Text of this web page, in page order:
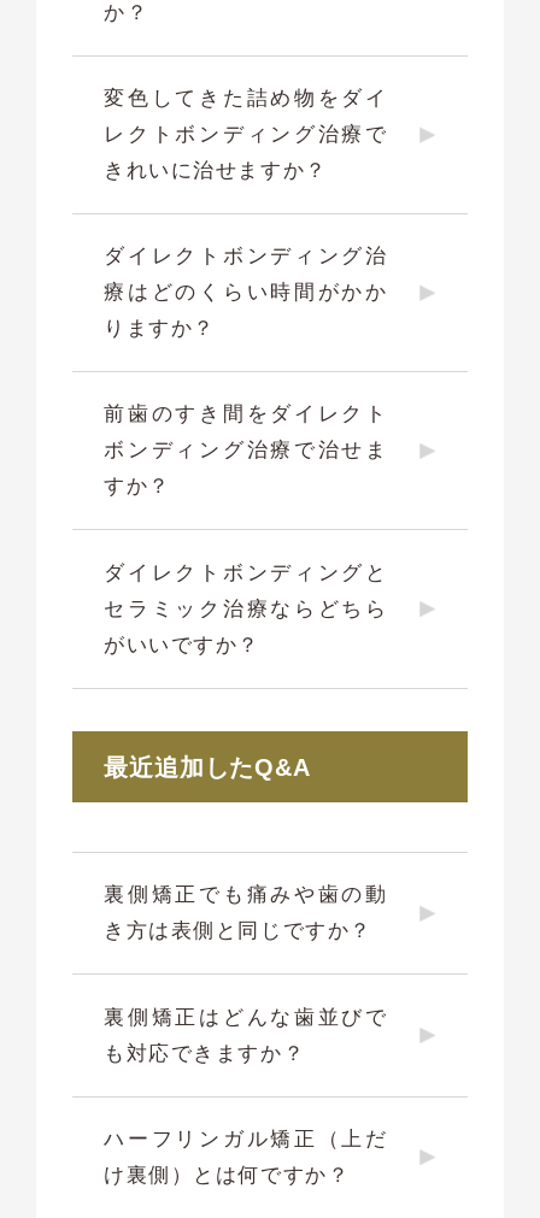
か？
変色してきた詰め物をダイ
レクトボンディング治療で
きれいに治せますか？
ダイレクトボンディング治
療はどのくらい時間がかか
りますか？
前歯のすき間をダイレクト
ボンディング治療で治せま
すか？
ダイレクトボンディングと
セラミック治療ならどちら
がいいですか？
最近追加したQ&A
裏側矯正でも痛みや歯の動
き方は表側と同じですか？
裏側矯正はどんな歯並びで
も対応できますか？
ハーフリンガル矯正（上だ
け裏側）とは何ですか？